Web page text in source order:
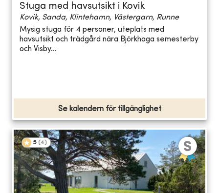
Stuga med havsutsikt i Kovik
Kovik, Sanda, Klintehamn, Västergarn, Runne
Mysig stuga för 4 personer, uteplats med
havsutsikt och trädgård nära Björkhaga semesterby
och Visby...
Se kalendern för tillgänglighet
5 (4)